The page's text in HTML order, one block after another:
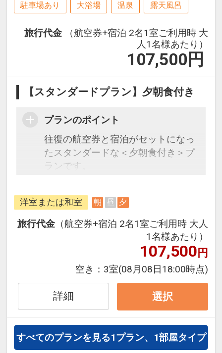
駐車場あり 大浴場 温泉 露天風呂
旅行代金
（航空券+宿泊 2名1室ご利用時 大
人1名様あたり）
107,500 円
【スタンダードプラン】夕朝食付き
プランのポイント
往復の航空券と宿泊がセットになっ
たスタンダードな＜夕朝食付き＞プ
ランです。
できるダイナミックパッケージだか
ら、一都市滞在はもちろん周遊旅行
にも最適！
旅行期間中の1泊だけの宿泊や延
泊・飛び泊なども自由自在です。
フライトは、安心のJAL（または
JALグループ）確約！フライトマイ
ル50%貯まります。
オプションでレンタカーや現地交
通・体験プランなどの追加（同時予
約）が可能なプランもございます。
洋室または和室 朝 昼 夕
旅行代金 （航空券+宿泊 2名1室ご利用時 大人
1名様あたり）
107,500円
空き： 3室(08月08日18:00時点)
詳細 選択
すべてのプランを見る1プラン、1部屋タイプ